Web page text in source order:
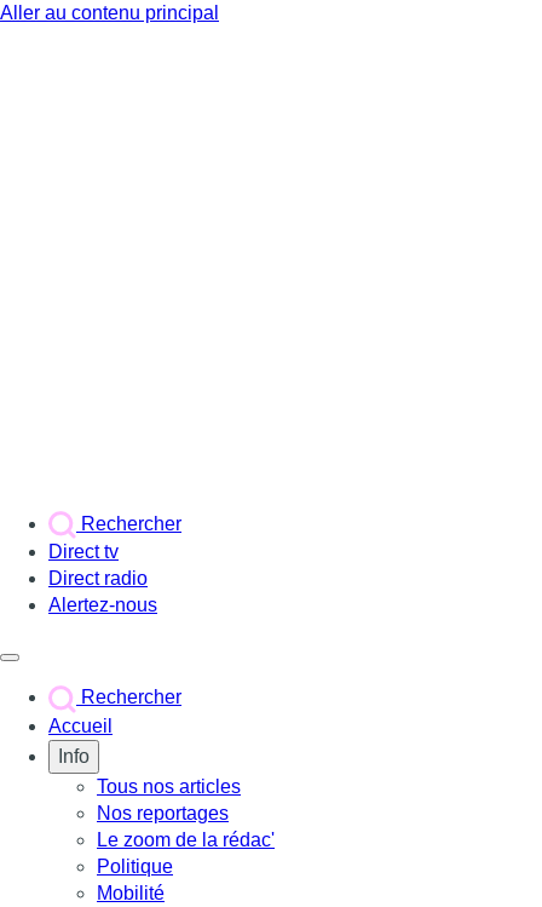
Aller au contenu principal
Rechercher
Direct tv
Direct radio
Alertez-nous
Rechercher
Accueil
Info
Tous nos articles
Nos reportages
Le zoom de la rédac'
Politique
Mobilité